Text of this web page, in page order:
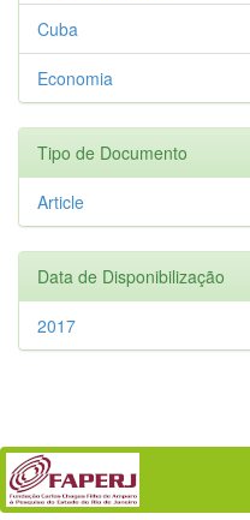
Cuba
Economia
Tipo de Documento
Article
Data de Disponibilização
2017